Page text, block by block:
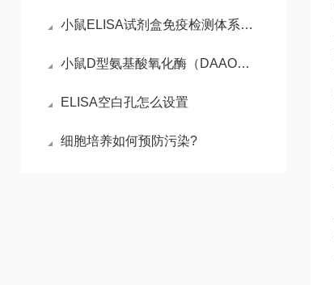
小鼠ELISA试剂盒免疫检测体系与动物模型实验实操指南
小鼠D型氨基酸氧化酶（DAAO）ELISA试剂盒参考说明书
ELISA空白孔怎么设置
细胞培养如何预防污染?